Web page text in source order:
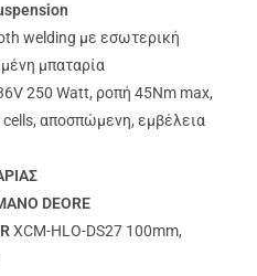
welding με εσωτερική
μπαταρία
250 Watt, ροπή 45Nm max,
cells, αποσπώμενη, εμβέλεια
DEORE
XCM-HLO-DS27 100mm,